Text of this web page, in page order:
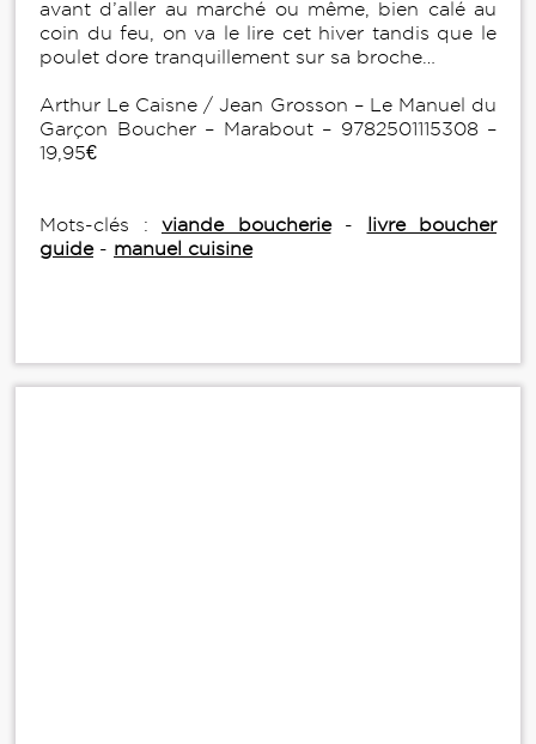
avant d’aller au marché ou même, bien calé au
coin du feu, on va le lire cet hiver tandis que le
poulet dore tranquillement sur sa broche…
Arthur Le Caisne / Jean Grosson – Le Manuel du
Garçon Boucher – Marabout – 9782501115308 –
19,95€
Mots-clés : viande boucherie-
livre boucher
guide- manuel cuisine